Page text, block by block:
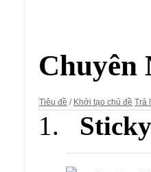
Chuyên
Tiêu đề / Khởi tạo chủ đề Trả